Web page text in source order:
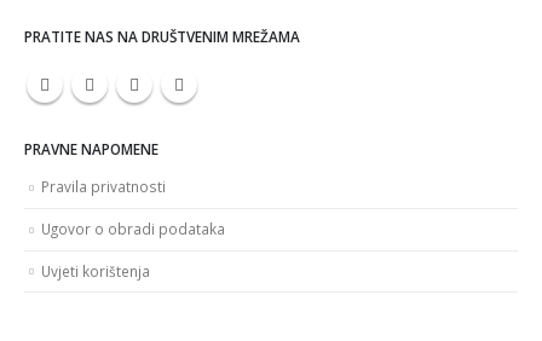
PRATITE NAS NA DRUŠTVENIM MREŽAMA
PRAVNE NAPOMENE
Pravila privatnosti
Ugovor o obradi podataka
Uvjeti korištenja